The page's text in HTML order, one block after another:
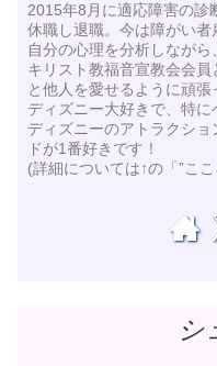
2015年8月に適応障害の診
休職し退職。今は障がい者
自分の心理を分析しなが
キリスト教福音宣教会会
と他人を愛せるように頑
ディズニー大好きで、特に
ディズニーのアトラクシ
ドが1番好きです！
(詳細については↑の「”こ
シ